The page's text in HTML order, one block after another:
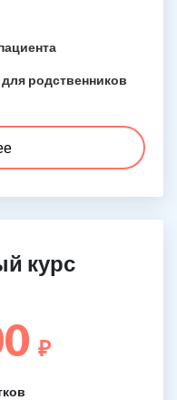
родственников
курс
₽